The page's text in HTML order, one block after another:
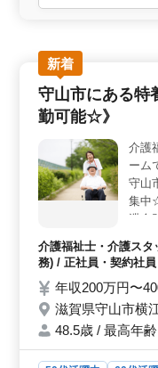
＜経験豊富なベテ
務会計事務におけ
な職場です。会計事
不問で、これまで培
て活かすことができ
引き継ぎが行われる
ができる点も魅力的
＜年間休日120日
間休日120日以上を
末年始、GWの長期
休2日制でワークラ
常に適した働き方が
安定したキャリアを
活躍しており、長期
す。 ＜高収入と福
ら600万円と、経験
れます。また、賞与
ています。さらに、
で、駐車場の使用料
新着
守山市にある特
勤可能☆》
介護福
ーム
守山
集中
泄介
の健
ト ・
ト制
＊日
軽に
介護福祉士・介護ス
務) / 正社員・契約社
年収200万円〜
滋賀県守山市横
48.5歳 / 最高年